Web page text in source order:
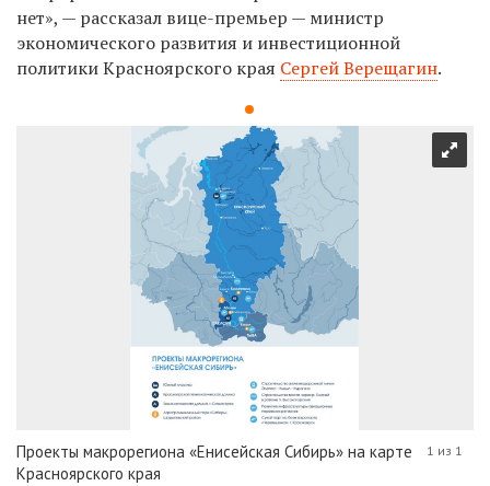
нет», — рассказал вице-премьер — министр
экономического развития и инвестиционной
политики Красноярского края Сергей Верещагин.
Проекты макрорегиона «Енисейская Сибирь» на карте
Красноярского края
1 из 1